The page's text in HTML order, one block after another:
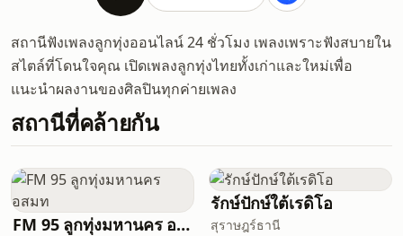
สถานีฟังเพลงลูกทุ่งออนไลน์ 24 ชั่วโมง เพลงเพราะฟังสบายใน
สไตล์ที่โดนใจคุณ เปิดเพลงลูกทุ่งไทยทั้งเก่าและใหม่เพื่อ
แนะนำผลงานของศิลปินทุกค่ายเพลง
สถานีที่คล้ายกัน
FM 95 ลูกทุ่งมหานคร อสมท
รักษ์ปักษ์ใต้เรดิโอ
สุราษฎร์ธานี